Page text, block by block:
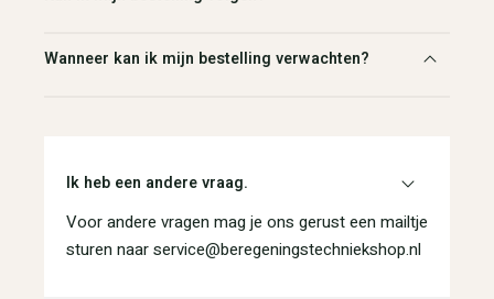
Wanneer kan ik mijn bestelling verwachten?
Ik heb een andere vraag.
Voor andere vragen mag je ons gerust een mailtje
sturen naar service@beregeningstechniekshop.nl